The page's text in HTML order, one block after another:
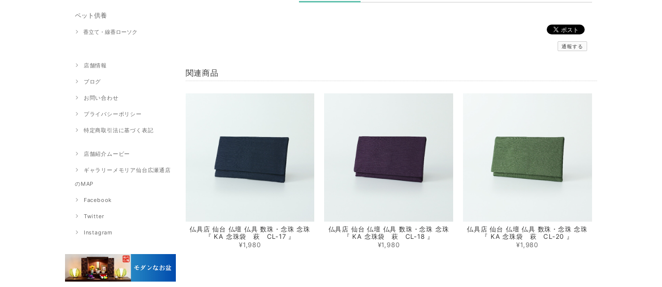
ペット供養
香立て・線香ローソク
店舗情報
ブログ
お問い合わせ
プライバシーポリシー
特定商取引法に基づく表記
店舗紹介ムービー
ギャラリーメモリア仙台広瀬通店
のMAP
Facebook
Twitter
Instagram
通報する
関連商品
仏具店 仙台 仏壇 仏具 数珠・念珠 念珠
『 KA 念珠袋 萩 CL-17 』
¥1,980
仏具店 仙台 仏壇 仏具 数珠・念珠 念珠
『 KA 念珠袋 萩 CL-18 』
¥1,980
仏具店 仙台 仏壇 仏具 数珠・念珠 念珠
『 KA 念珠袋 萩 CL-20 』
¥1,980